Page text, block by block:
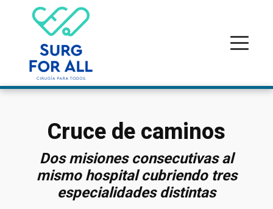
Cruce de caminos
Dos misiones consecutivas al
mismo hospital cubriendo tres
especialidades distintas